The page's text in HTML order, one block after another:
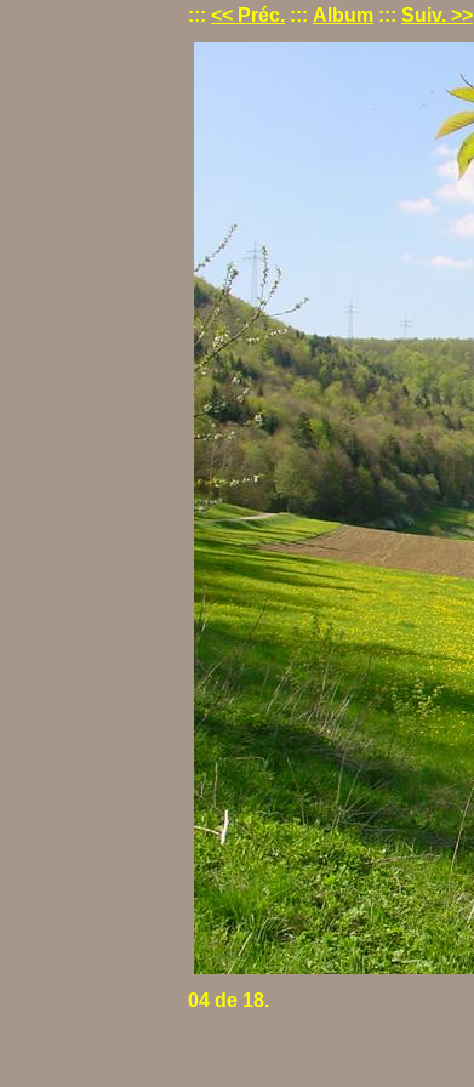
::: << Préc. ::: Album ::: Suiv. >>
04 de 18.